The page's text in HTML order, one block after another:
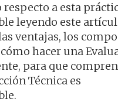
respecto a esta
leyendo este
ventajas, los
hacer una
para que
Técnica es